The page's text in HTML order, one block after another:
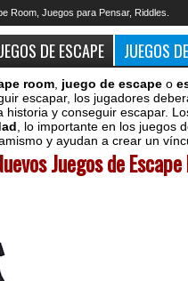
Room, Juegos para Pensar, Riddles.
DE ESCAPE JUEGOS
room juego de escape o
escapar, los jugadores
historia y conseguir escapar.
, lo importante en los juegos
y ayudan a crear un
Juegos de